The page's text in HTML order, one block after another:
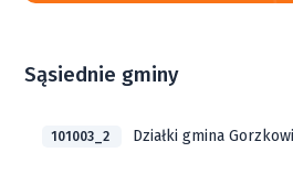
Sąsiednie gminy
101003_2 Działki gmina